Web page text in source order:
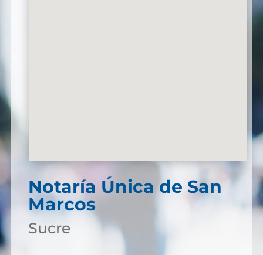
Notaría Única de San
Marcos
Sucre